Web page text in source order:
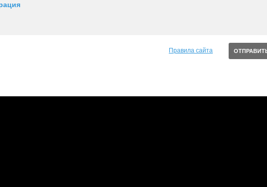
Правила сайта